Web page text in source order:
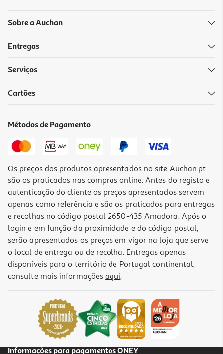
Torradeira Qilive Q.5879 Azul 2 Entradas 800 W
21,99 €
Sobre a Auchan
Entregas
Serviços
Cartões
Métodos de Pagamento
Os preços dos produtos apresentados no site Auchan.pt
são os praticados nas compras online. Antes do registo e
autenticação do cliente os preços apresentados servem
apenas como referência e são os praticados para entregas
e recolhas no código postal 2650-435 Amadora. Após o
login e em função da proximidade e do código postal,
serão apresentados os preços em vigor na loja que serve
o local de entrega ou de recolha. Entregas apenas
disponíveis para o território de Portugal continental,
consulte mais informaçõesaqui.
Informações para pagamentos ONEY